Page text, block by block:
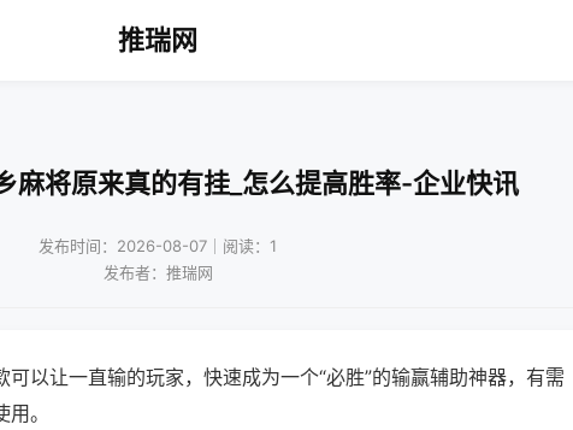
推瑞网
麻将原来真的有挂_怎么提高胜率-企业快讯
发布时间：2026-08-07｜阅读：1
发布者：推瑞网
以让一直输的玩家，快速成为一个“必胜”的输赢辅助神器，有需
。